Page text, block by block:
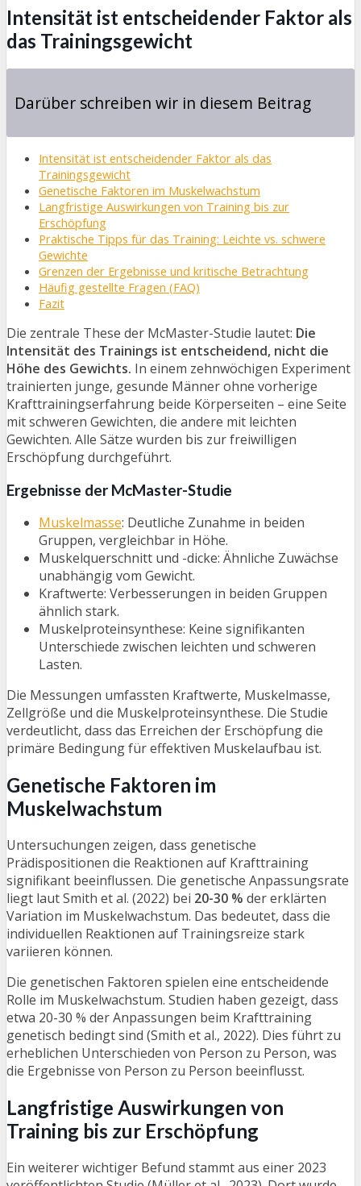
Intensität ist entscheidender Faktor als
das Trainingsgewicht
Darüber schreiben wir in diesem Beitrag
Intensität ist entscheidender Faktor als das
Trainingsgewicht
Genetische Faktoren im Muskelwachstum
Langfristige Auswirkungen von Training bis zur
Erschöpfung
Praktische Tipps für das Training: Leichte vs. schwere
Gewichte
Grenzen der Ergebnisse und kritische Betrachtung
Häufig gestellte Fragen (FAQ)
Fazit
Die zentrale These der McMaster-Studie lautet: Die
Intensität des Trainings ist entscheidend, nicht die
Höhe des Gewichts. In einem zehnwöchigen Experiment
trainierten junge, gesunde Männer ohne vorherige
Krafttrainingserfahrung beide Körperseiten – eine Seite
mit schweren Gewichten, die andere mit leichten
Gewichten. Alle Sätze wurden bis zur freiwilligen
Erschöpfung durchgeführt.
Ergebnisse der McMaster-Studie
Muskelmasse: Deutliche Zunahme in beiden
Gruppen, vergleichbar in Höhe.
Muskelquerschnitt und -dicke: Ähnliche Zuwächse
unabhängig vom Gewicht.
Kraftwerte: Verbesserungen in beiden Gruppen
ähnlich stark.
Muskelproteinsynthese: Keine signifikanten
Unterschiede zwischen leichten und schweren
Lasten.
Die Messungen umfassten Kraftwerte, Muskelmasse,
Zellgröße und die Muskelproteinsynthese. Die Studie
verdeutlicht, dass das Erreichen der Erschöpfung die
primäre Bedingung für effektiven Muskelaufbau ist.
Genetische Faktoren im
Muskelwachstum
Untersuchungen zeigen, dass genetische
Prädispositionen die Reaktionen auf Krafttraining
signifikant beeinflussen. Die genetische Anpassungsrate
liegt laut Smith et al. (2022) bei 20-30 % der erklärten
Variation im Muskelwachstum. Das bedeutet, dass die
individuellen Reaktionen auf Trainingsreize stark
variieren können.
Die genetischen Faktoren spielen eine entscheidende
Rolle im Muskelwachstum. Studien haben gezeigt, dass
etwa 20-30 % der Anpassungen beim Krafttraining
genetisch bedingt sind (Smith et al., 2022). Dies führt zu
erheblichen Unterschieden von Person zu Person, was
die Ergebnisse von Person zu Person beeinflusst.
Langfristige Auswirkungen von
Training bis zur Erschöpfung
Ein weiterer wichtiger Befund stammt aus einer 2023